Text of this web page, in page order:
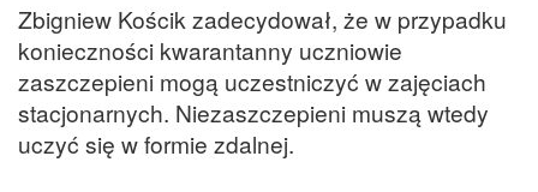
Zbigniew Kościk zadecydował, że w przypadku
konieczności kwarantanny uczniowie
zaszczepieni mogą uczestniczyć w zajęciach
stacjonarnych. Niezaszczepieni muszą wtedy
uczyć się w formie zdalnej.